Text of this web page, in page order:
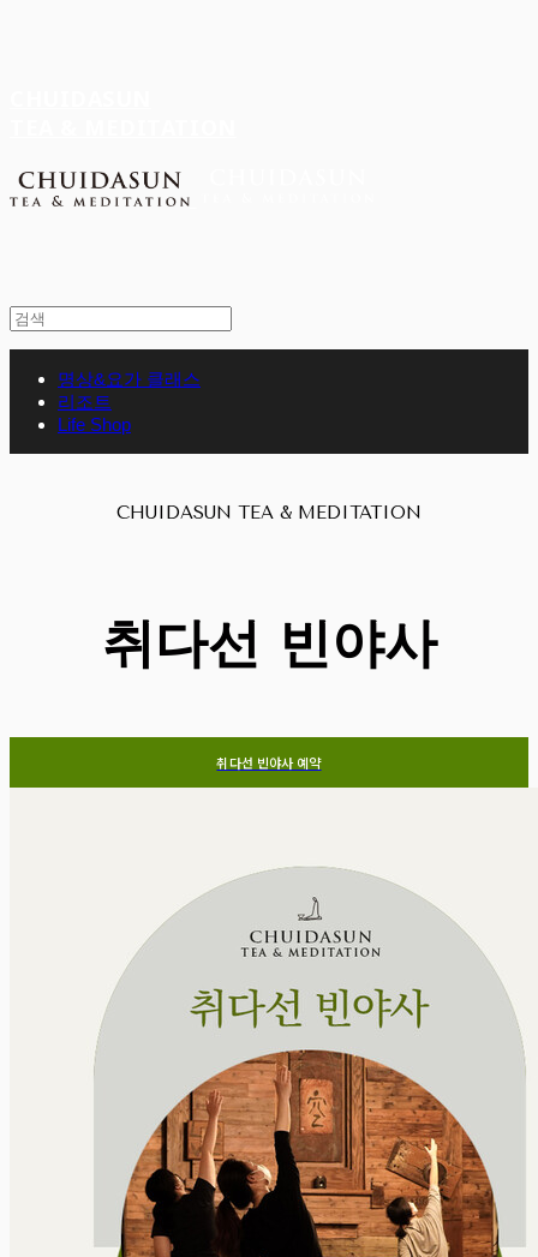
명상&요가 클래스
리조트
Life Shop
CHUIDASUN TEA & MEDITATION
취다선 빈야사
취다선 빈야사 예약